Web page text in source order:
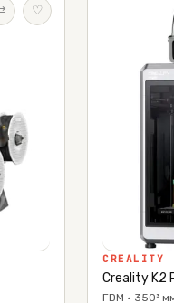
♡
CREALITY
Creality K2
FDM · 350³